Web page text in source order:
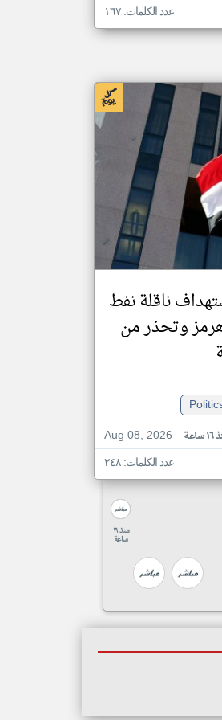
عدد الكلمات: ١٦٧
ناقلة نفط
وتحذر من
Aug 08, 2026
عدد الكلمات: ٢٤٨
منذ ١٩
ساعة